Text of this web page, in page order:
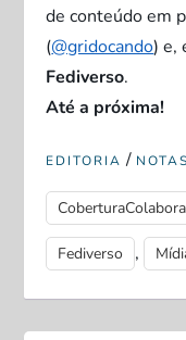
de conteúdo em
(@gridocando) e,
Fediverso.
Até a próxima!
EDITORIA /
Fediverso ,